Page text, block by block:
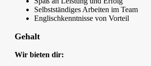
Selbstständiges Arbeiten im Team
Englischkenntnisse von Vorteil
Gehalt
Wir bieten dir: